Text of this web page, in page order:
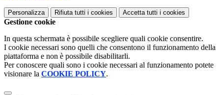
Personalizza Rifiuta tutti i cookies Accetta tutti i cookies
Gestione cookie
In questa schermata è possibile scegliere quali cookie consentire.
I cookie necessari sono quelli che consentono il funzionamento della
piattaforma e non è possibile disabilitarli.
Per conoscere quali sono i cookie necessari al funzionamento potete
visionare la COOKIE POLICY.